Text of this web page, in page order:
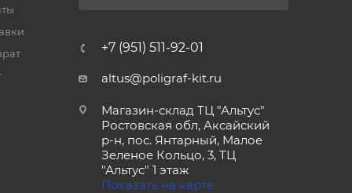
+7 (951) 511-92-01
altus@poligraf-kit.ru
Магазин-склад ТЦ "Альтус"
Ростовская обл, Аксайский
р-н, пос. Янтарный, Малое
Зеленое Кольцо, 3, ТЦ
"Альтус" 1 этаж
Показать на карте